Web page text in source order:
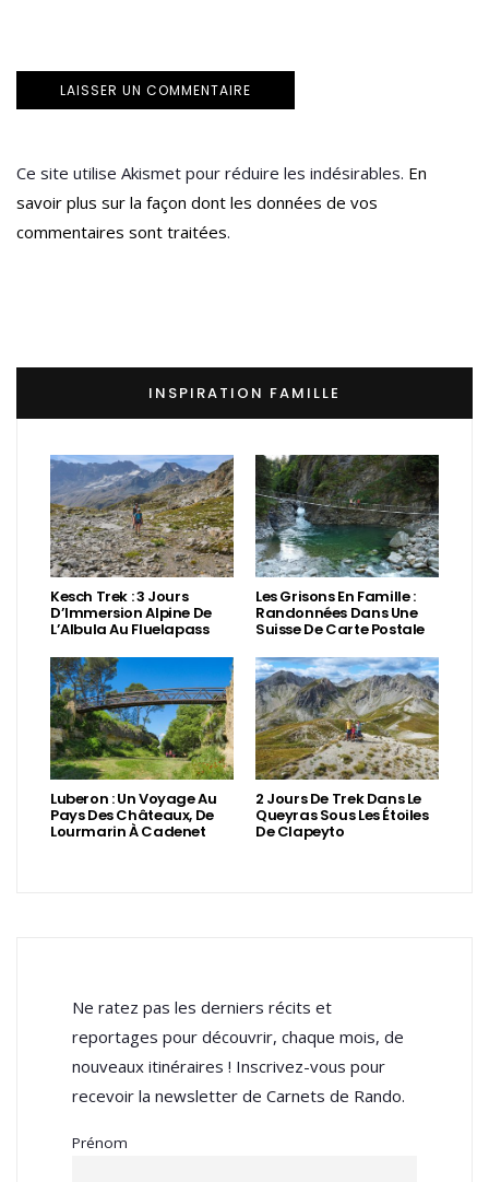
Ce site utilise Akismet pour réduire les indésirables. En
savoir plus sur la façon dont les données de vos
commentaires sont traitées.
INSPIRATION FAMILLE
Kesch Trek : 3 Jours
D’Immersion Alpine De
L’Albula Au Fluelapass
Les Grisons En Famille :
Randonnées Dans Une
Suisse De Carte Postale
Luberon : Un Voyage Au
Pays Des Châteaux, De
Lourmarin À Cadenet
2 Jours De Trek Dans Le
Queyras Sous Les Étoiles
De Clapeyto
Ne ratez pas les derniers récits et
reportages pour découvrir, chaque mois, de
nouveaux itinéraires ! Inscrivez-vous pour
recevoir la newsletter de Carnets de Rando.
Prénom